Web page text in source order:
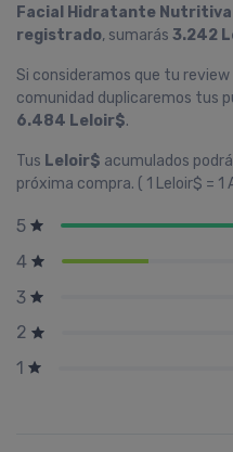
Facial Hidratante Nutritiva
registrado, sumarás 3.242
Si consideramos que tu
comunidad duplicaremos tus
6.484 Leloir$.
Tus Leloir$ acumulados
próxima compra. ( 1 Leloir$ = 1
5
4
3
2
1